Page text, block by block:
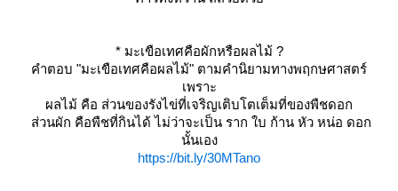
* มะเขือเทศคือผักหรือผลไม้ ?
คำตอบ "มะเขือเทศคือผลไม้" ตามคำนิยามทางพฤกษศาสตร์
เพราะ
ผลไม้ คือ ส่วนของรังไข่ที่เจริญเติบโตเต็มที่ของพืชดอก
ส่วนผัก คือพืชที่กินได้ ไม่ว่าจะเป็น ราก ใบ ก้าน หัว หน่อ ดอก
นั้นเอง
https://bit.ly/30MTano